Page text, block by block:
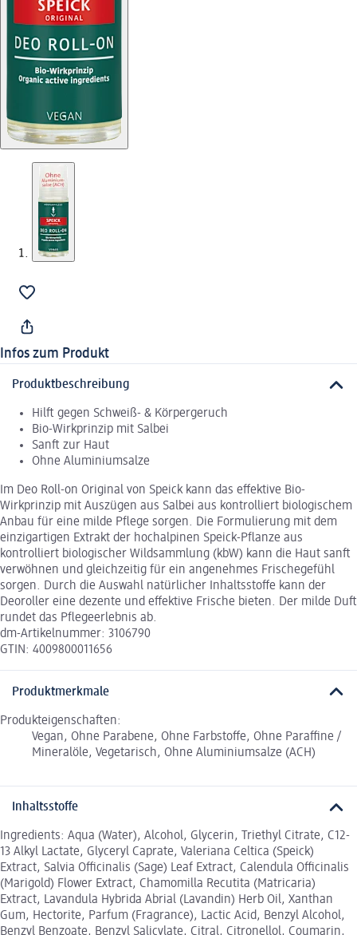
Infos zum Produkt
Produktbeschreibung
Hilft gegen Schweiß- & Körpergeruch
Bio-Wirkprinzip mit Salbei
Sanft zur Haut
Ohne Aluminiumsalze
Im Deo Roll-on Original von Speick kann das effektive Bio-
Wirkprinzip mit Auszügen aus Salbei aus kontrolliert biologischem
Anbau für eine milde Pflege sorgen. Die Formulierung mit dem
einzigartigen Extrakt der hochalpinen Speick-Pflanze aus
kontrolliert biologischer Wildsammlung (kbW) kann die Haut sanft
verwöhnen und gleichzeitig für ein angenehmes Frischegefühl
sorgen. Durch die Auswahl natürlicher Inhaltsstoffe kann der
Deoroller eine dezente und effektive Frische bieten. Der milde Duft
rundet das Pflegeerlebnis ab.
dm-Artikelnummer: 3106790
GTIN: 4009800011656
Produktmerkmale
Produkteigenschaften:
Vegan, Ohne Parabene, Ohne Farbstoffe, Ohne Paraffine /
Mineralöle, Vegetarisch, Ohne Aluminiumsalze (ACH)
Inhaltsstoffe
Ingredients: Aqua (Water), Alcohol, Glycerin, Triethyl Citrate, C12-
13 Alkyl Lactate, Glyceryl Caprate, Valeriana Celtica (Speick)
Extract, Salvia Officinalis (Sage) Leaf Extract, Calendula Officinalis
(Marigold) Flower Extract, Chamomilla Recutita (Matricaria)
Extract, Lavandula Hybrida Abrial (Lavandin) Herb Oil, Xanthan
Gum, Hectorite, Parfum (Fragrance), Lactic Acid, Benzyl Alcohol,
Benzyl Benzoate, Benzyl Salicylate, Citral, Citronellol, Coumarin,